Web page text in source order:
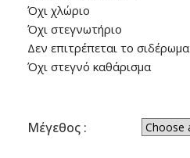
Όχι χλώριο
Όχι στεγνωτήριο
Δεν επιτρέπεται το σιδέρωμα
Όχι στεγνό καθάρισμα
Μέγεθος :